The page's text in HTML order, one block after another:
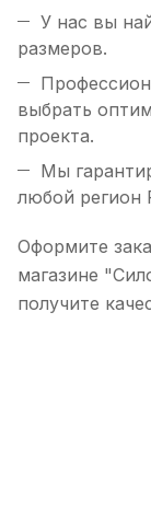
У нас вы
размеров.
выбрать
проекта.
Мы
любой регион
Оформите
магазине
получите